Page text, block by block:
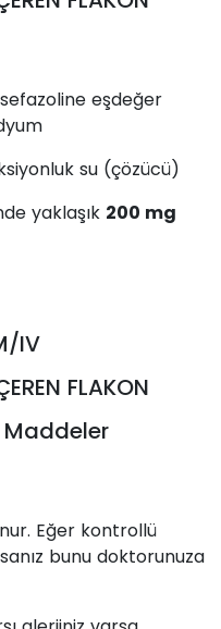
eşdeğer
su (çözücü)
yaklaşık 200 mg
IV
FLAKON
Maddeler
Eğer kontrollü
bunu doktorunuza